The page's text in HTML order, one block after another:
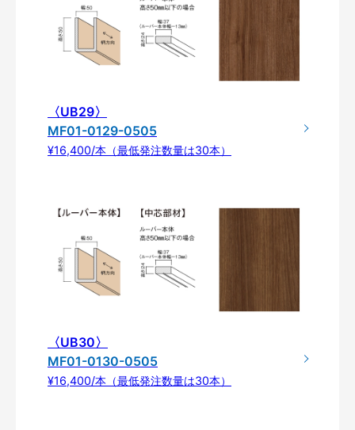
〈UB29〉
MF01-0129-0505
¥16,400/本（最低発注数量は30本）
〈UB30〉
MF01-0130-0505
¥16,400/本（最低発注数量は30本）